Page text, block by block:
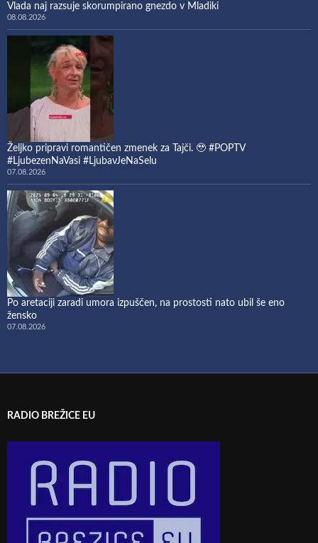
Vlada naj razsuje skorumpirano gnezdo v Mladiki
08.08.2026
Željko pripravi romantičen zmenek za Tajči. 🥹 #POPTV
#LjubezenNaVasi #LjubavJeNaSelu
07.08.2026
Po aretaciji zaradi umora izpuščen, na prostosti nato ubil še eno
žensko
07.08.2026
RADIO BREŽICE EU